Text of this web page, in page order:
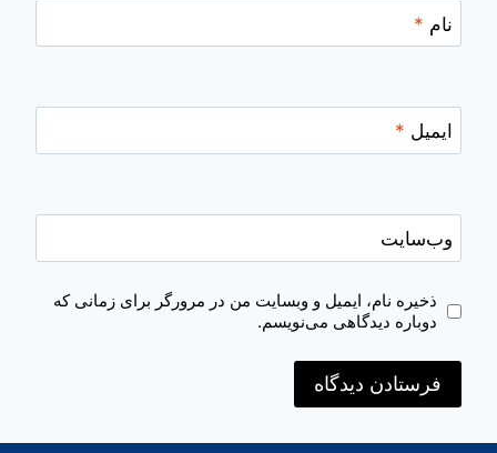
نام *
ایمیل *
وب‌سایت
ذخیره نام، ایمیل و وبسایت من در مرورگر برای زمانی که
دوباره دیدگاهی می‌نویسم.